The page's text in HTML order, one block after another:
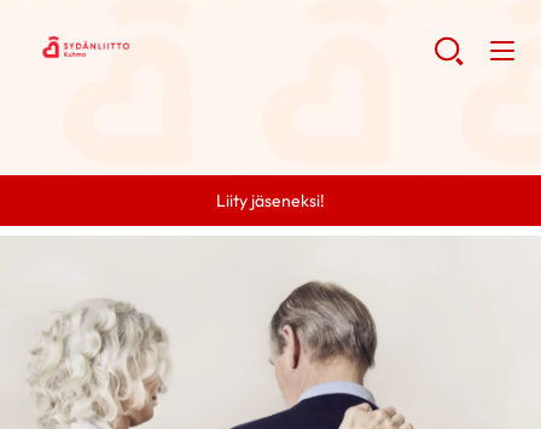
Liity jäseneksi!